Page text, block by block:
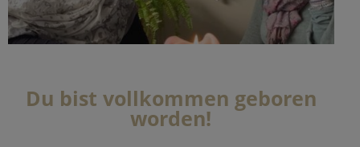
Du bist vollkommen geboren
worden!